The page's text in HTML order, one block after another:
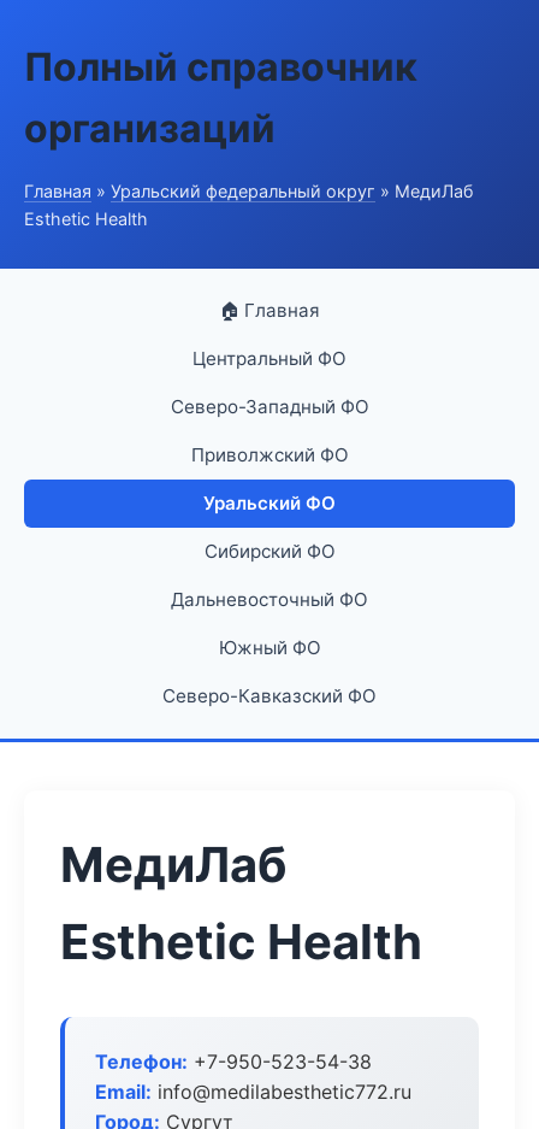
Полный справочник
организаций
Главная » Уральский федеральный округ » МедиЛаб
Esthetic Health
🏠 Главная
Центральный ФО
Северо-Западный ФО
Приволжский ФО
Уральский ФО
Сибирский ФО
Дальневосточный ФО
Южный ФО
Северо-Кавказский ФО
МедиЛаб
Esthetic Health
Телефон: +7-950-523-54-38
Email: info@medilabesthetic772.ru
Город: Сургут